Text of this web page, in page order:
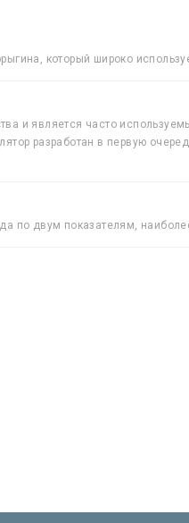
который широко
и является часто
разработан в первую
по двум показателям,